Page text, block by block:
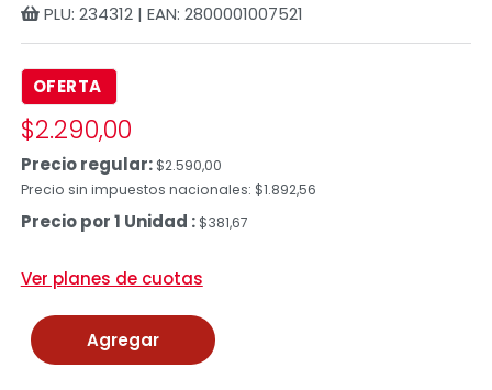
PLU: 234312 | EAN: 2800001007521
OFERTA
$2.290,00
Precio regular:$2.590,00
Precio sin impuestos nacionales: $1.892,56
Precio por 1 Unidad : $381,67
Ver planes de cuotas
Agregar